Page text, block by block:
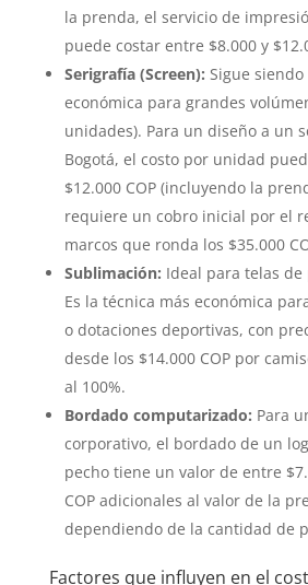
la prenda, el servicio de
puede costar entre $8.000 y
Serigrafía (Screen): Sigue
económica para grandes
unidades). Para un diseño a un
Bogotá, el costo por unidad
$12.000 COP (incluyendo la
requiere un cobro inicial por el
marcos que ronda los $35.000
Sublimación: Ideal para telas
Es la técnica más económica
o dotaciones deportivas, con
desde los $14.000 COP por
al 100%.
Bordado computarizado: Para
corporativo, el bordado de un
pecho tiene un valor de entre
COP adicionales al valor de la
dependiendo de la cantidad de
Factores que influyen en el